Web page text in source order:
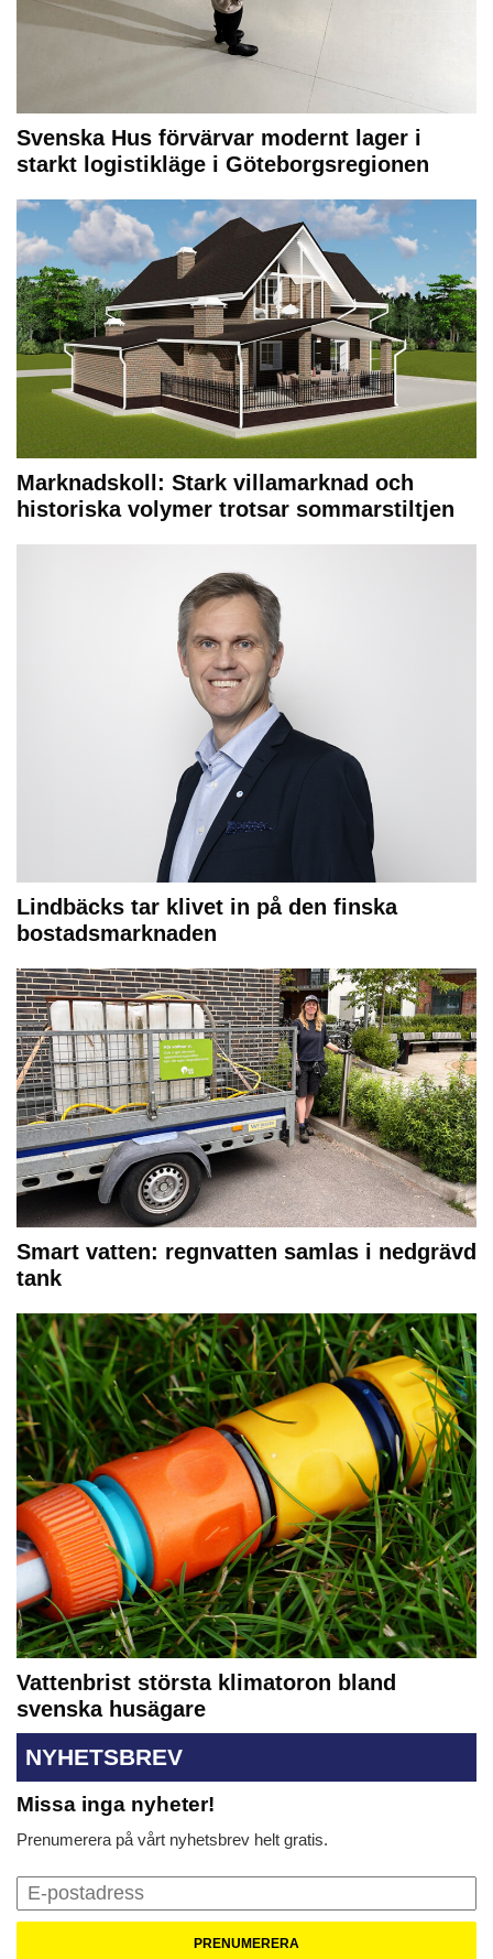
Svenska Hus förvärvar modernt lager i
starkt logistikläge i Göteborgsregionen
Marknadskoll: Stark villamarknad och
historiska volymer trotsar sommarstiltjen
Lindbäcks tar klivet in på den finska
bostadsmarknaden
Smart vatten: regnvatten samlas i nedgrävd
tank
Vattenbrist största klimatoron bland
svenska husägare
NYHETSBREV
Missa inga nyheter!
Prenumerera på vårt nyhetsbrev helt gratis.